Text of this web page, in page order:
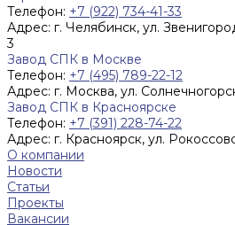
Телефон: +7 (922) 734-41-33
Адрес: г. Челябинск, ул.
3
Завод СПК в Москве
Телефон: +7 (495) 789-22-12
Адрес: г. Москва, ул.
Завод СПК в Красноярске
Телефон: +7 (391) 228-74-22
Адрес: г. Красноярск, ул.
О компании
Новости
Статьи
Проекты
Вакансии